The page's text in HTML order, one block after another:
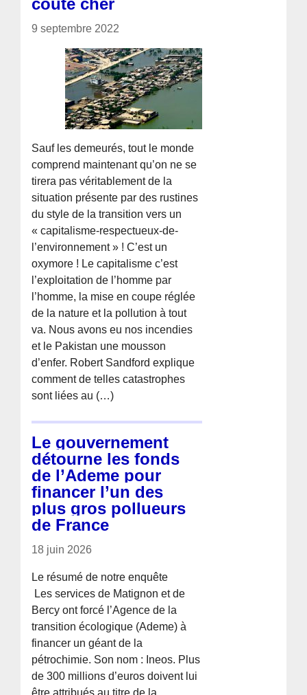
9 septembre 2022
Sauf les demeurés, tout le monde
comprend maintenant qu’on ne se
tirera pas véritablement de la
situation présente par des rustines
du style de la transition vers un
« capitalisme-respectueux-de-
l’environnement » ! C’est un
oxymore ! Le capitalisme c’est
l’exploitation de l’homme par
l’homme, la mise en coupe réglée
de la nature et la pollution à tout
va. Nous avons eu nos incendies
et le Pakistan une mousson
d’enfer. Robert Sandford explique
comment de telles catastrophes
sont liées au (…)
Le gouvernement
détourne les fonds
de l’Ademe pour
financer l’un des
plus gros pollueurs
de France
18 juin 2026
Le résumé de notre enquête
­ Les services de Matignon et de
Bercy ont forcé l’Agence de la
transition écologique (Ademe) à
financer un géant de la
pétrochimie. Son nom : Ineos. Plus
de 300 millions d’euros doivent lui
être attribués au titre de la